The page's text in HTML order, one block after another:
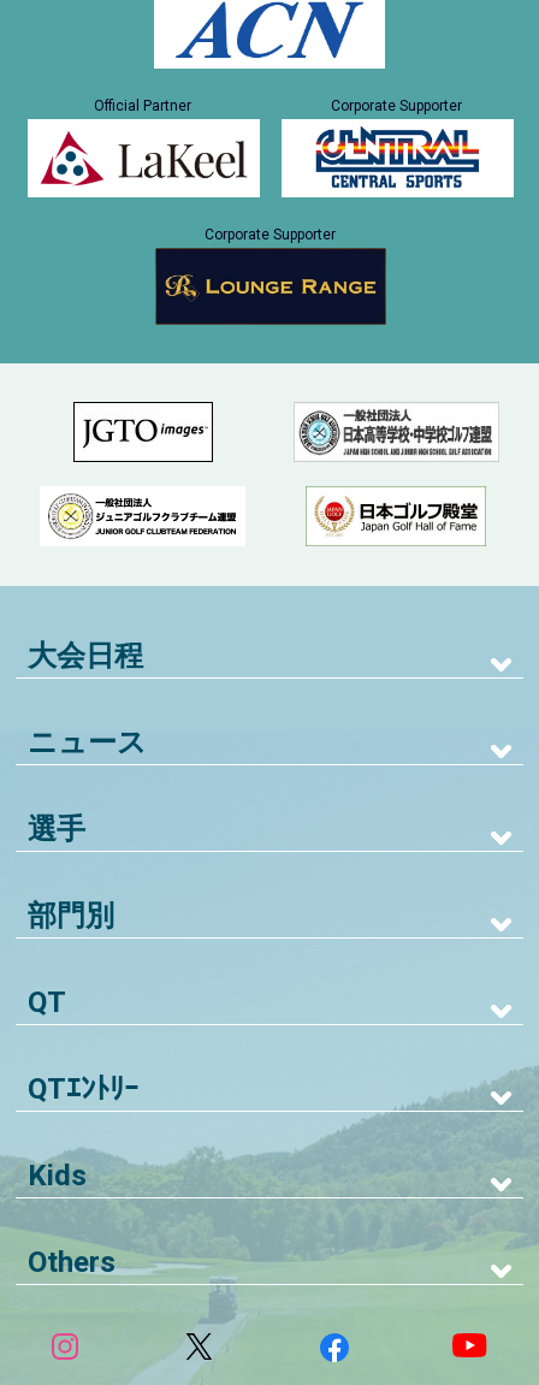
Official Partner Corporate Supporter
Corporate Supporter
大会日程
ニュース
選手
部門別
QT
QTｴﾝﾄﾘｰ
Kids
Others